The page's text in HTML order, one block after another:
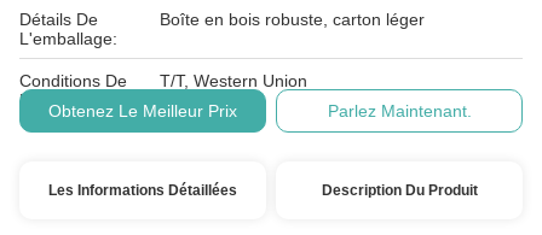
Détails De
L'emballage:
Boîte en bois robuste, carton léger
Conditions De
Paiement:
T/T, Western Union
Obtenez Le Meilleur Prix
Parlez Maintenant.
Les Informations Détaillées Description Du Produit